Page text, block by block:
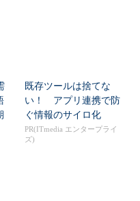
既存ツールは捨てな
い！ アプリ連携で防
ぐ情報のサイロ化
PR(ITmedia エンタープライ
ズ)